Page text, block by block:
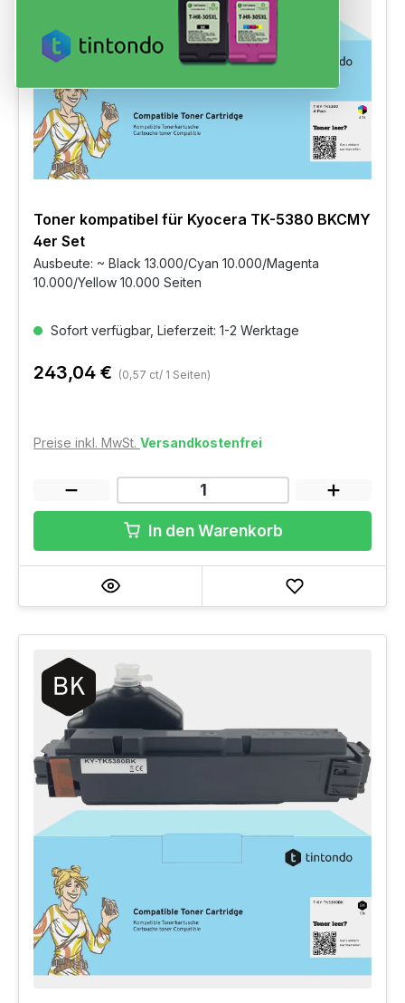
Toner kompatibel für Kyocera TK-5380 BKCMY
4er Set
Ausbeute: ~ Black 13.000/Cyan 10.000/Magenta
10.000/Yellow 10.000 Seiten
Sofort verfügbar, Lieferzeit: 1-2 Werktage
243,04 € (0,57 ct/ 1 Seiten)
Preise inkl. MwSt. Versandkostenfrei
In den Warenkorb